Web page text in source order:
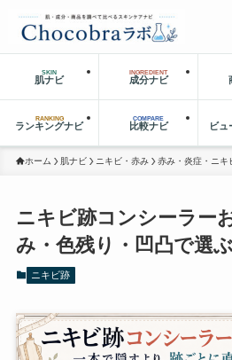
SKIN
肌ナビ
INGREDIENT
成分ナビ
RANKING
ランキングナビ
COMPARE
比較ナビ ビュ
ホーム 肌ナビ ニキビ・赤み 赤み・炎症・ニキ
ニキビ跡コンシーラー
み・色残り・凹凸で選ぶ
ニキビ跡